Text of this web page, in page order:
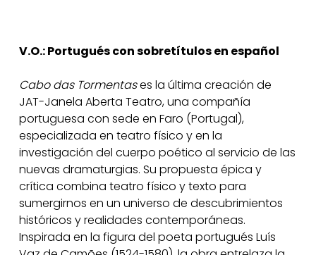
V.O.: Portugués con sobretítulos en español
Cabo das Tormentases la última creación de
JAT-Janela Aberta Teatro, una compañía
portuguesa con sede en Faro (Portugal),
especializada en teatro físico y en la
investigación del cuerpo poético al servicio de las
nuevas dramaturgias. Su propuesta épica y
crítica combina teatro físico y texto para
sumergirnos en un universo de descubrimientos
históricos y realidades contemporáneas.
Inspirada en la figura del poeta portugués Luís